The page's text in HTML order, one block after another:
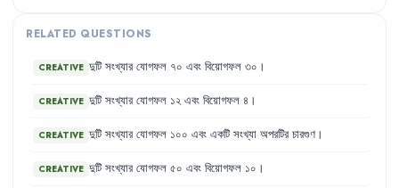
RELATED QUESTIONS
CREATIVE দুটি সংখ্যার যোগফল ৭০ এবং বিয়োগফল ৩০ ।
CREATIVE দুটি সংখ্যার যোগফল ১২ এবং বিয়োগফল ৪ ।
CREATIVE দুটি সংখ্যার যোগফল ১০০ এবং একটি সংখ্যা অপরটির চারগুণ ।
CREATIVE দুটি সংখ্যার যোগফল ৫০ এবং বিয়োগফল ১০ ।